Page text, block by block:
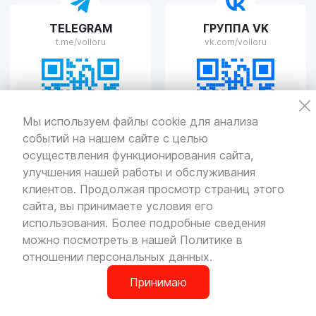
Мы используем файлы cookie для анализа
событий на нашем сайте с целью
осуществления функционирования сайта,
улучшения нашей работы и обслуживания
клиентов. Продолжая просмотр страниц этого
сайта, вы принимаете условия его
использования. Более подробные сведения
можно посмотреть в нашей Политике в
отношении персональных данных.
Принимаю
VOLLO Рязань
г. Рязань, улица Островского, д.109/2
Пн-Пт с 9:00 до 20:00, Сб-Вс выходной
VOLLO Тверь
г. Тверь, проспект Николая Корыткова, 17А
Пн-Пт с 9:00 до 19:00 Сб-Вс с 10:00 до 19:00
TELEGRAM
t.me/volloru
ГРУППА VK
vk.com/volloru
© Все права защищены. Информация сайта защищена законом
об авторских правах.
Политикаконфиденциальности
Разработкаи продвижение — «SeoOlimp»